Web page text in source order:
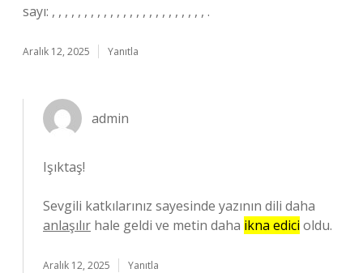
sayı: , , , , , , , , , , , , , , , , , , , , , , , , .
Aralık 12, 2025 Yanıtla
admin
Işıktaş!
Sevgili katkılarınız sayesinde yazının dili daha
anlaşılır hale geldi ve metin daha ikna edici oldu.
Aralık 12, 2025 Yanıtla